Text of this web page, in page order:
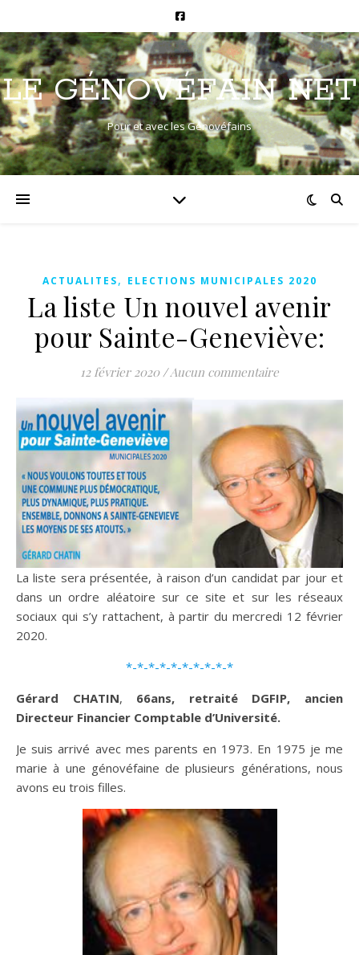
LE GÉNOVÉFAIN NET
Pour et avec les Génovéfains
ACTUALITES, ELECTIONS MUNICIPALES 2020
La liste Un nouvel avenir
pour Sainte-Geneviève:
12 février 2020 /Aucun commentaire
La liste sera présentée, à raison d’un candidat par jour et
dans un ordre aléatoire sur ce site et sur les réseaux
sociaux qui s’y rattachent, à partir du mercredi 12 février
2020.
*-*-*-*-*-*-*-*-*-*
Gérard CHATIN, 66ans, retraité DGFIP, ancien
Directeur Financier Comptable d’Université.
Je suis arrivé avec mes parents en 1973. En 1975 je me
marie à une génovéfaine de plusieurs générations, nous
avons eu trois filles.